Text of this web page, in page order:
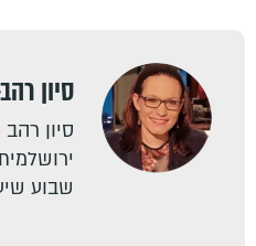
סיון
סיון
שבוע